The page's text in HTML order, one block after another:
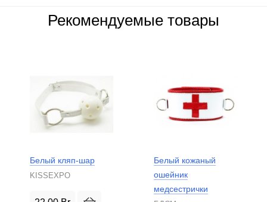
Рекомендуемые товары
Белый кляп-шар
KISSEXPO
Белый кожаный
ошейник
медсестрички